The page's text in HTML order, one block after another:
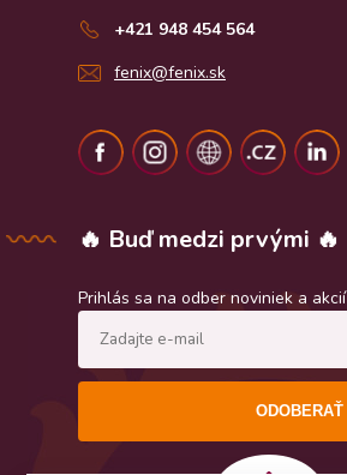
+421 948 454 564
fenix@fenix.sk
🔥 Buď medzi prvými 🔥
Prihlás sa na odber noviniek a akcií
ODOBERAŤ